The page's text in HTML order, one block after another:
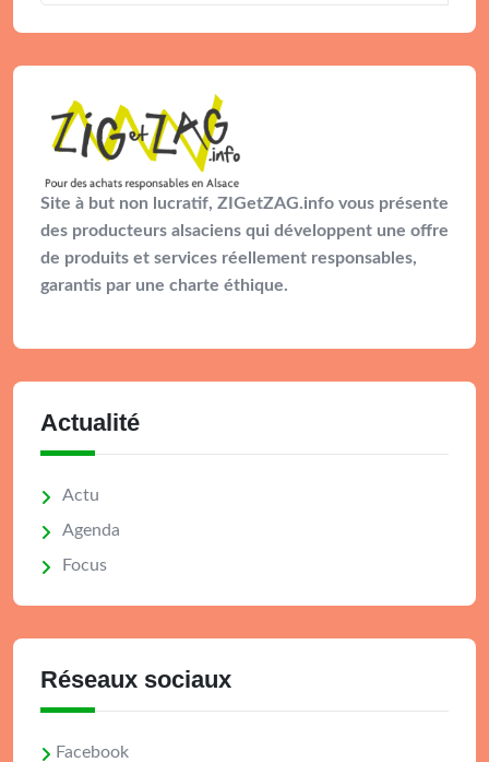
Site à but non lucratif, ZIGetZAG.info vous présente
des producteurs alsaciens qui développent une offre
de produits et services réellement responsables,
garantis par une charte éthique.
Actualité
Actu
Agenda
Focus
Réseaux sociaux
Facebook